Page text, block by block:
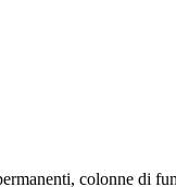
colonne di